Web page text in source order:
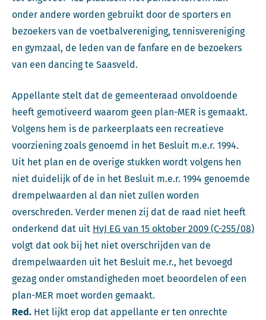
onder andere worden gebruikt door de sporters en
bezoekers van de voetbalvereniging, tennisvereniging
en gymzaal, de leden van de fanfare en de bezoekers
van een dancing te Saasveld.
Appellante stelt dat de gemeenteraad onvoldoende
heeft gemotiveerd waarom geen plan-MER is gemaakt.
Volgens hem is de parkeerplaats een recreatieve
voorziening zoals genoemd in het Besluit m.e.r. 1994.
Uit het plan en de overige stukken wordt volgens hen
niet duidelijk of de in het Besluit m.e.r. 1994 genoemde
drempelwaarden al dan niet zullen worden
overschreden. Verder menen zij dat de raad niet heeft
onderkend dat uit HvJ EG van 15 oktober 2009 (C-255/08)
volgt dat ook bij het niet overschrijden van de
drempelwaarden uit het Besluit me.r., het bevoegd
gezag onder omstandigheden moet beoordelen of een
plan-MER moet worden gemaakt.
Red. Het lijkt erop dat appellante er ten onrechte